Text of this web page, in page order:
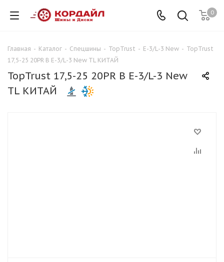
0
Главная - Каталог - Спецшины - TopTrust - E-3/L-3 New - TopTrust
17,5-25 20PR B E-3/L-3 New TL КИТАЙ
TopTrust 17,5-25 20PR B E-3/L-3 New
TL КИТАЙ